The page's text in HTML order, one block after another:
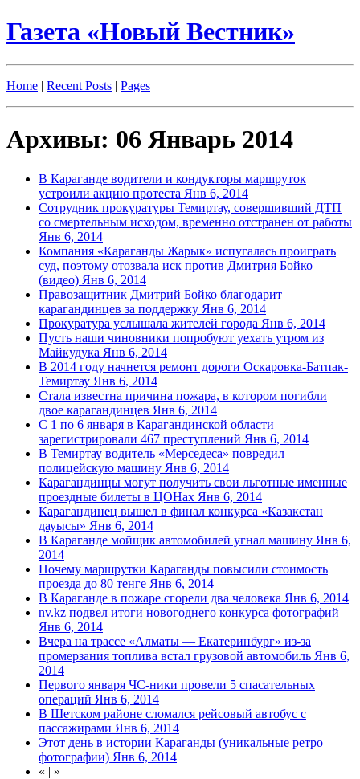
Газета «Новый Вестник»
Home | Recent Posts | Pages
Архивы: 06 Январь 2014
В Караганде водители и кондукторы маршруток
устроили акцию протеста Янв 6, 2014
Сотрудник прокуратуры Темиртау, совершивший ДТП
со смертельным исходом, временно отстранен от работы
Янв 6, 2014
Компания «Караганды Жарык» испугалась проиграть
суд, поэтому отозвала иск против Дмитрия Бойко
(видео) Янв 6, 2014
Правозащитник Дмитрий Бойко благодарит
карагандинцев за поддержку Янв 6, 2014
Прокуратура услышала жителей города Янв 6, 2014
Пусть наши чиновники попробуют уехать утром из
Майкудука Янв 6, 2014
В 2014 году начнется ремонт дороги Оскаровка-Батпак-
Темиртау Янв 6, 2014
Стала известна причина пожара, в котором погибли
двое карагандинцев Янв 6, 2014
С 1 по 6 января в Карагандинской области
зарегистрировали 467 преступлений Янв 6, 2014
В Темиртау водитель «Мерседеса» повредил
полицейскую машину Янв 6, 2014
Карагандинцы могут получить свои льготные именные
проездные билеты в ЦОНах Янв 6, 2014
Карагандинец вышел в финал конкурса «Казакстан
дауысы» Янв 6, 2014
В Караганде мойщик автомобилей угнал машину Янв 6,
2014
Почему маршрутки Караганды повысили стоимость
проезда до 80 тенге Янв 6, 2014
В Караганде в пожаре сгорели два человека Янв 6, 2014
nv.kz подвел итоги новогоднего конкурса фотографий
Янв 6, 2014
Вчера на трассе «Алматы — Екатеринбург» из-за
промерзания топлива встал грузовой автомобиль Янв 6,
2014
Первого января ЧС-ники провели 5 спасательных
операций Янв 6, 2014
В Шетском районе сломался рейсовый автобус с
пассажирами Янв 6, 2014
Этот день в истории Караганды (уникальные ретро
фотографии) Янв 6, 2014
« | »